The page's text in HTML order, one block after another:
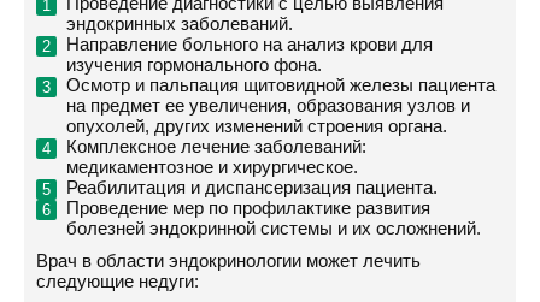
эндокринных заболеваний.
Направление больного на анализ крови для
изучения гормонального фона.
Осмотр и пальпация щитовидной железы пациента
на предмет ее увеличения, образования узлов и
опухолей, других изменений строения органа.
Комплексное лечение заболеваний:
медикаментозное и хирургическое.
Реабилитация и диспансеризация пациента.
Проведение мер по профилактике развития
болезней эндокринной системы и их осложнений.
Врач в области эндокринологии может лечить
следующие недуги: